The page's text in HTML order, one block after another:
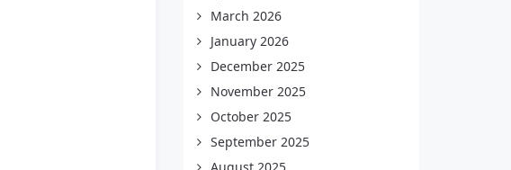
March 2026
January 2026
December 2025
November 2025
October 2025
September 2025